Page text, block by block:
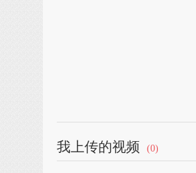
我上传的视频 (0)